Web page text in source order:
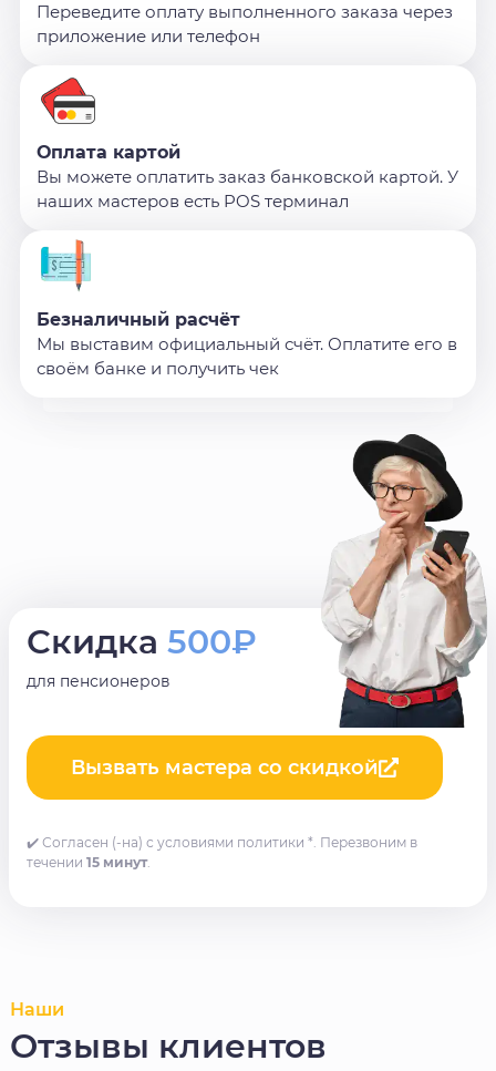
Переведите оплату выполненного заказа через
приложение или телефон
Оплата картой
Вы можете оплатить заказ банковской картой. У
наших мастеров есть POS терминал
Безналичный расчёт
Мы выставим официальный счёт. Оплатите его в
своём банке и получить чек
Скидка 500₽
для пенсионеров
Вызвать мастера со скидкой
✔️ Согласен (-на) с условиями политики *. Перезвоним в
течении 15 минут.
Наши
Отзывы клиентов